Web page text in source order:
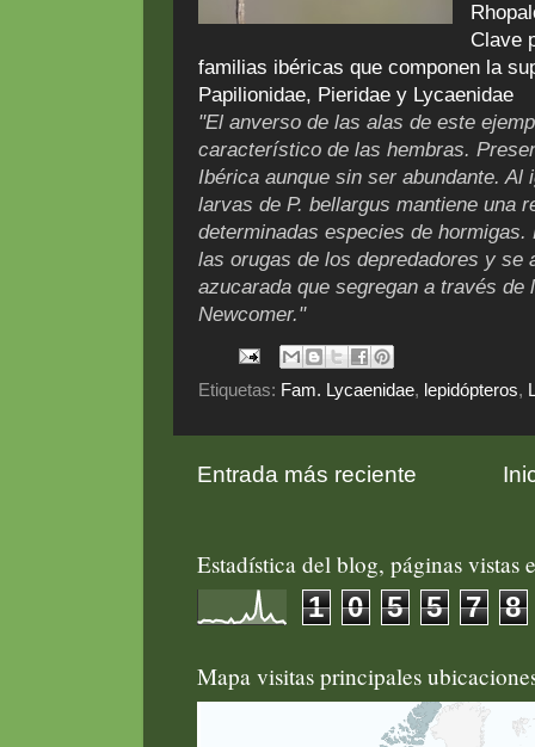
Clave
familias ibéricas que componen la
Papilionidae, Pieridae y Lycaenidae
"El anverso de las alas de este
característico de las hembras.
Ibérica aunque sin ser abundante.
larvas de P. bellargus mantiene una
determinadas especies de
las orugas de los depredadores y se
azucarada que segregan a través de
Newcomer."
Etiquetas: Fam. Lycaenidae, lepidópteros,
Entrada más reciente
Estadística del blog, páginas vistas
1 0 5 5 7 8
Mapa visitas principales